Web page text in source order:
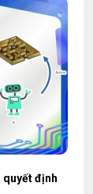
quyết định